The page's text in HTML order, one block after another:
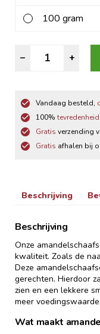
100 gram
–
Amandelschaafsel
aantal
+
Vandaag besteld,
100%
Gratis verzending
Gratis afhalen bij
Beschrijving
Beschrijving
Onze
kwaliteit. Zoals de
Deze
gerechten. Hierdoor
zien en een lekkere
meer
Wat maakt